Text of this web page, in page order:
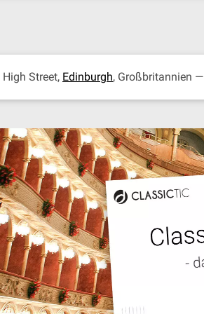
High Street, Edinburgh, Großbritannien —